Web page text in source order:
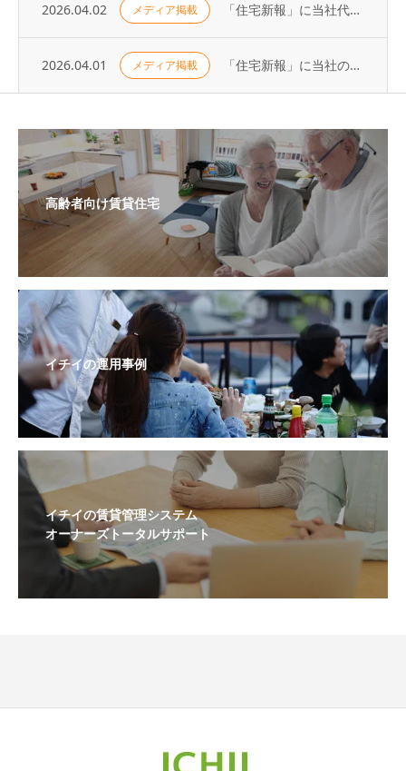
2026.04.02 メディア掲載 「住宅新報」に当社代表の取材記事が掲載されました（2026年3月31日号）
2026.04.01 メディア掲載 「住宅新報」に当社の取り組みが掲載されました（2026年3月24日号）
高齢者向け賃貸住宅
イチイの運用事例
イチイの賃貸管理システム
オーナーズトータルサポート